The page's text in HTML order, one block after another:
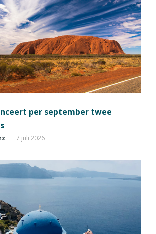
per september twee
7 juli 2026